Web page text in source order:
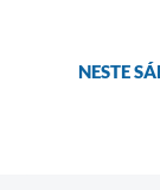
NESTE